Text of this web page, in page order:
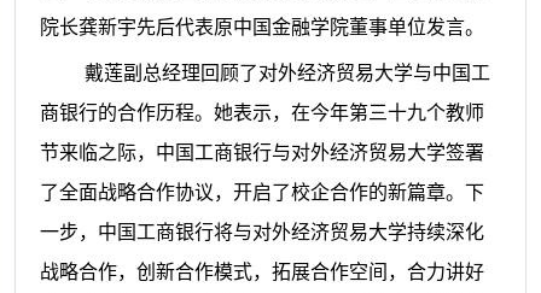
院长龚新宇先后代表原中国金融学院董事单位发言。
戴莲副总经理回顾了对外经济贸易大学与中国工
商银行的合作历程。她表示，在今年第三十九个教师
节来临之际，中国工商银行与对外经济贸易大学签署
了全面战略合作协议，开启了校企合作的新篇章。下
一步，中国工商银行将与对外经济贸易大学持续深化
战略合作，创新合作模式，拓展合作空间，合力讲好